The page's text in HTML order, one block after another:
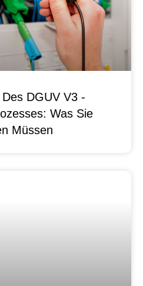
DGUV V3 -
Was Sie
Müssen